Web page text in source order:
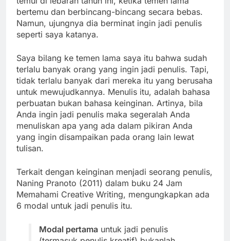
bertemu dan berbincang-bincang secara bebas.
Namun, ujungnya dia berminat ingin jadi penulis
seperti saya katanya.
Saya bilang ke temen lama saya itu bahwa sudah
terlalu banyak orang yang ingin jadi penulis. Tapi,
tidak terlalu banyak dari mereka itu yang berusaha
untuk mewujudkannya. Menulis itu, adalah bahasa
perbuatan bukan bahasa keinginan. Artinya, bila
Anda ingin jadi penulis maka segeralah Anda
menuliskan apa yang ada dalam pikiran Anda
yang ingin disampaikan pada orang lain lewat
tulisan.
Terkait dengan keinginan menjadi seorang penulis,
Naning Pranoto (2011) dalam buku 24 Jam
Memahami Creative Writing, mengungkapkan ada
6 modal untuk jadi penulis itu.
Modal pertama untuk jadi penulis